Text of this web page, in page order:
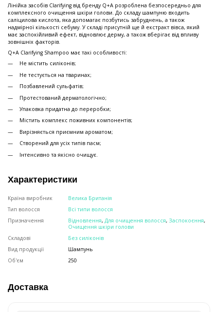
Лінійка засобів Clarifying від бренду Q+A розроблена безпосередньо для
комплексного очищення шкіри голови. До складу шампуню входить
саліцилова кислота, яка допомагає позбутись забруднень, а також
надмірної кількості себуму. У складі присутній ще й екстракт вівса, який
має заспокійливий ефект, відновлює дерму, а також вберігає від впливу
зовнішніх факторів.
Q+A Clarifying Shampoo має такі особливості:
Не містить силіконів;
Не тестується на тваринах;
Позбавлений сульфатів;
Протестований дерматологічно;
Упаковка придатна до переробки;
Містить комплекс поживних компонентів;
Вирізняється приємним ароматом;
Створений для усіх типів пасм;
Інтенсивно та якісно очищує.
Характеристики
Країна виробник
Велика Британія
Тип волосся
Всі типи волосся
Призначення
Відновлення, Для очищення волосся, Заспокоєння,
Очищення шкіри голови
Складові
Без силіконів
Вид продукції
Шампунь
Об'єм
250
Доставка